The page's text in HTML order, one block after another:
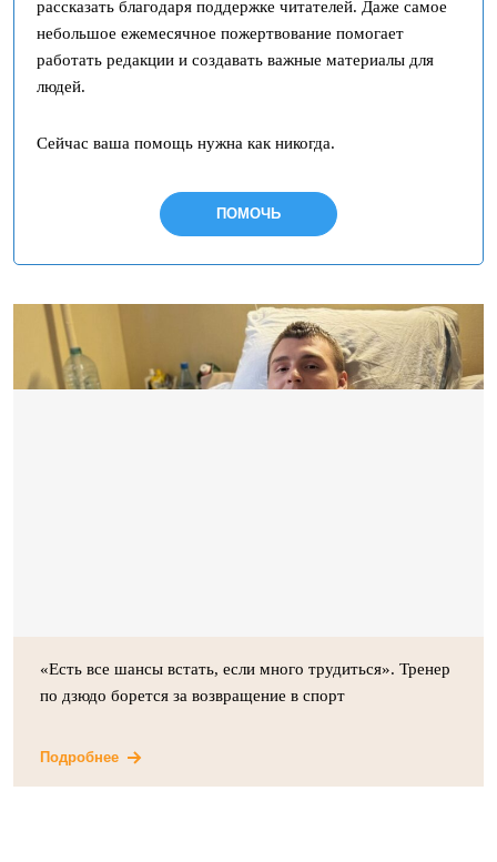
рассказать благодаря поддержке читателей. Даже самое
небольшое ежемесячное пожертвование помогает
работать редакции и создавать важные материалы для
людей.
Сейчас ваша помощь нужна как никогда.
ПОМОЧЬ
«Есть все шансы встать, если много трудиться». Тренер
по дзюдо борется за возвращение в спорт
Подробнее